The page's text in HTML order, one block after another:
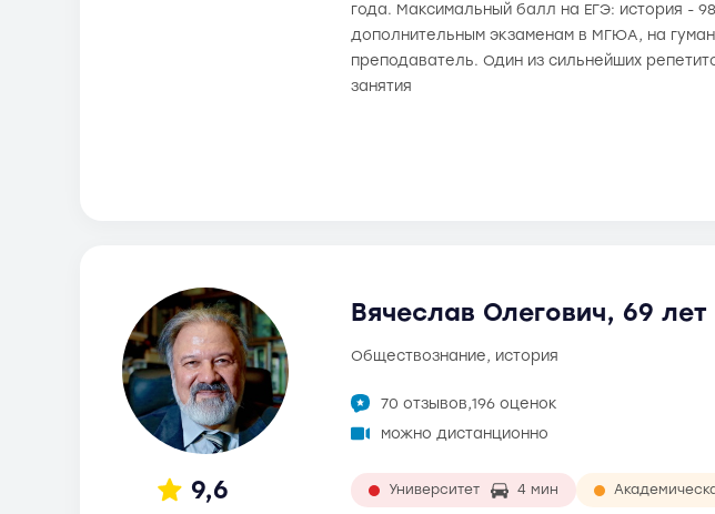
года. Максимальный балл на ЕГЭ: история -
дополнительным экзаменам в МГЮА, на
преподаватель. Один из сильнейших
занятия
9,6
Вячеслав Олегович, 69 лет
обществознание, история
70 отзывов,196 оценок
можно дистанционно
Университет 4 мин